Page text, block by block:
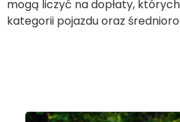
mogą liczyć na dopłaty,
kategorii pojazdu oraz